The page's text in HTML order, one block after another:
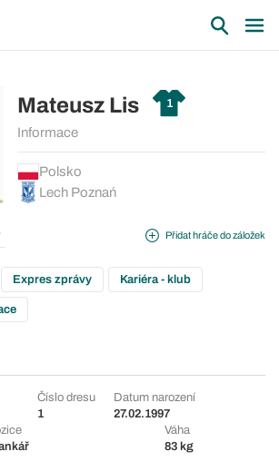
Mateusz Lis 1
Informace
Polsko
Lech Poznań
Přidat hráče do záložek
Expres zprávy Kariéra - klub
Číslo dresu
1
Datum narození
27.02.1997
Váha
83 kg